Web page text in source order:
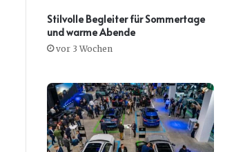
Stilvolle Begleiter für Sommertage
und warme Abende
vor 3 Wochen